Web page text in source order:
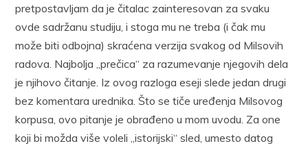
pretpostavljam da je čitalac zainteresovan za svaku
ovde sadržanu studiju, i stoga mu ne treba (i čak mu
može biti odbojna) skraćena verzija svakog od Milsovih
radova. Najbolja „prečica“ za razumevanje njegovih dela
je njihovo čitanje. Iz ovog razloga eseji slede jedan drugi
bez komentara urednika. Što se tiče uređenja Milsovog
korpusa, ovo pitanje je obrađeno u mom uvodu. Za one
koji bi možda više voleli „istorijski“ sled, umesto datog